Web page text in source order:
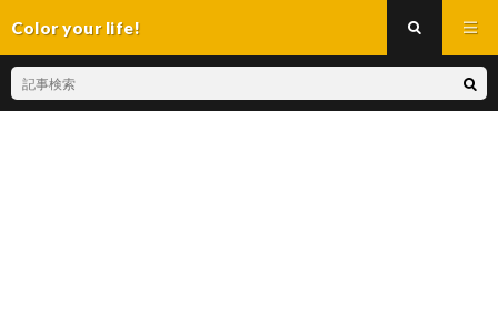
Color your life!